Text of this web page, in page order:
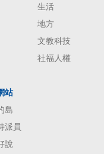
生活
地方
文教科技
社福人權
站
島
派員
說